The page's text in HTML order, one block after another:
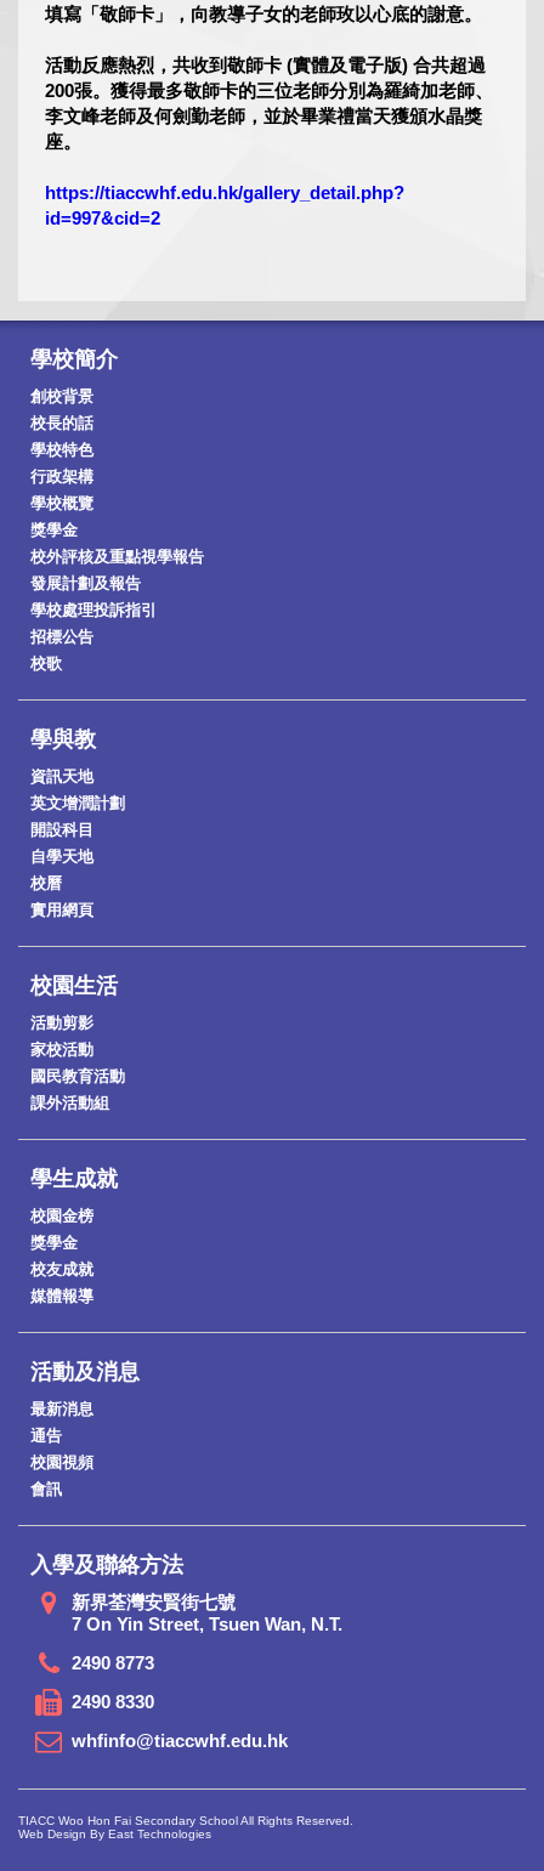
填寫「敬師卡」，向教導子女的老師玫以心底的謝意。
活動反應熱烈，共收到敬師卡 (實體及電子版) 合共超過
200張。獲得最多敬師卡的三位老師分別為羅綺加老師、
李文峰老師及何劍勤老師，並於畢業禮當天獲頒水晶獎
座。
https://tiaccwhf.edu.hk/gallery_detail.php?
id=997&cid=2
學校簡介
創校背景
校長的話
學校特色
行政架構
學校概覽
獎學金
校外評核及重點視學報告
發展計劃及報告
學校處理投訴指引
招標公告
校歌
學與教
資訊天地
英文增潤計劃
開設科目
自學天地
校曆
實用網頁
校園生活
活動剪影
家校活動
國民教育活動
課外活動組
學生成就
校園金榜
獎學金
校友成就
媒體報導
活動及消息
最新消息
通告
校園視頻
會訊
入學及聯絡方法
新界荃灣安賢街七號
7 On Yin Street, Tsuen Wan, N.T.
2490 8773
2490 8330
whfinfo@tiaccwhf.edu.hk
TIACC Woo Hon Fai Secondary School All Rights Reserved.
Web Design By East Technologies